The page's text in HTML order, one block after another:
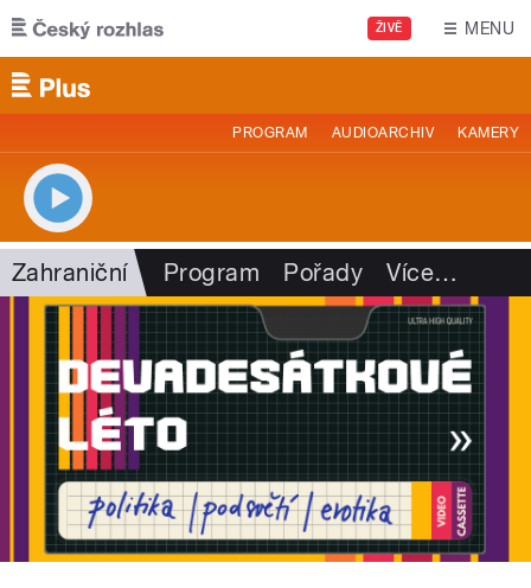
Přejít k hlavnímu obsahu
ŽIVĚ MENU
PROGRAM AUDIOARCHIV KAMERY
Zahraniční Program Pořady Více…